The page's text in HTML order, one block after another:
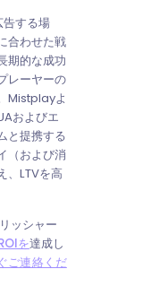
する場
合わせた戦
期的な成功
レーヤーの
Mistplayよ
およびエ
と提携する
（および消
、LTVを高
ッシャー
を達成し
ご連絡くだ